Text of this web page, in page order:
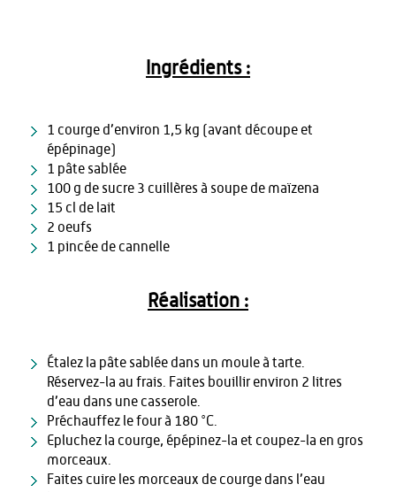
Ingrédients :
1 courge d’environ 1,5 kg (avant découpe et
épépinage)
1 pâte sablée
100 g de sucre 3 cuillères à soupe de maïzena
15 cl de lait
2 oeufs
1 pincée de cannelle
Réalisation :
Étalez la pâte sablée dans un moule à tarte.
Réservez-la au frais. Faites bouillir environ 2 litres
d’eau dans une casserole.
Préchauffez le four à 180 °C.
Epluchez la courge, épépinez-la et coupez-la en gros
morceaux.
Faites cuire les morceaux de courge dans l’eau